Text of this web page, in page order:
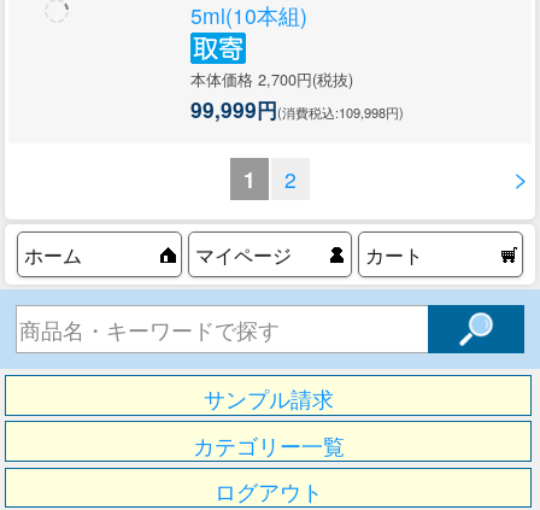
5ml(10本組)
本体価格 2,700円(税抜)
99,999円(消費税込:109,998円)
>
1 2
ホーム マイページ カート
サンプル請求
カテゴリー一覧
ログアウト